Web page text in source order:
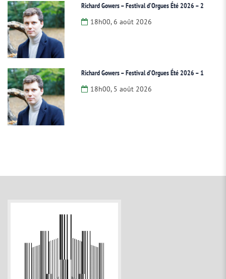
Richard Gowers – Festival d’Orgues Été 2026 – 2
18h00, 6 août 2026
Richard Gowers – Festival d’Orgues Été 2026 – 1
18h00, 5 août 2026